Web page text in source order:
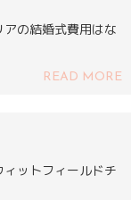
の結婚式費用はな
READ MORE
ットフィールドチ